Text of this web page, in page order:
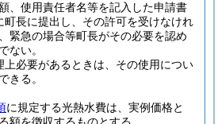
、使用責任者名等を記入した申請書
町長に提出し、その許可を受けなけれ
緊急の場合等町長がその必要を認め
ない。
上必要があるときは、その使用につい
きる。
に規定する光熱水費は、実例価格と